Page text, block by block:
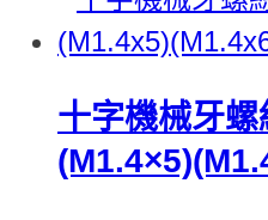
十字機械牙